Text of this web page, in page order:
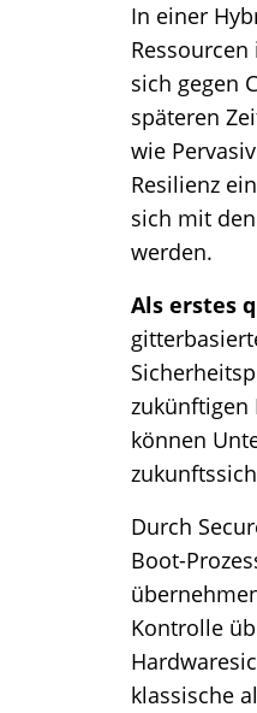
In einer
sich gegen
späteren
wie
Resilienz
sich mit
werden.
Als erstes
zukünftigen
können
Durch
Boot-
Kontrolle
klassische